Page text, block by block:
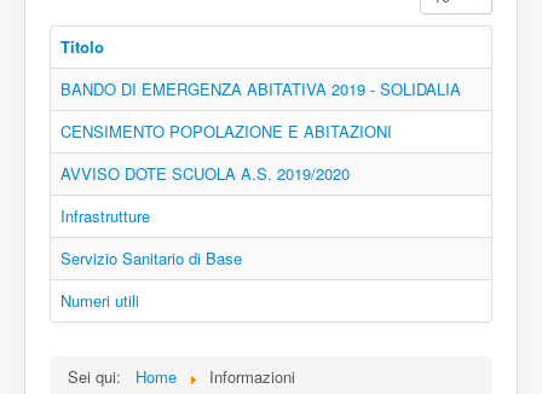
Titolo
BANDO DI EMERGENZA ABITATIVA 2019 - SOLIDALIA
CENSIMENTO POPOLAZIONE E ABITAZIONI
AVVISO DOTE SCUOLA A.S. 2019/2020
Infrastrutture
Servizio Sanitario di Base
Numeri utili
Sei qui: Home Informazioni